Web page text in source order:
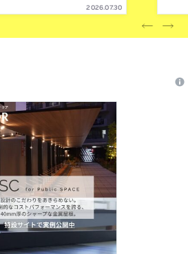
2026.07.30